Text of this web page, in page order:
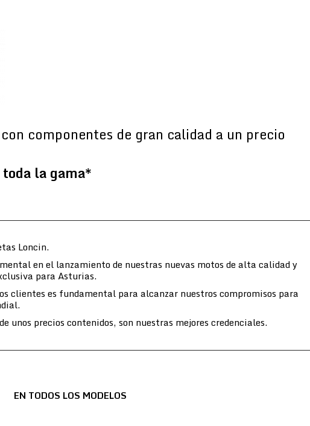
componentes de gran calidad a un precio
la gama*
Loncin.
en el lanzamiento de nuestras nuevas motos de alta calidad y
para Asturias.
clientes es fundamental para alcanzar nuestros compromisos para
unos precios contenidos, son nuestras mejores credenciales.
EN TODOS LOS MODELOS